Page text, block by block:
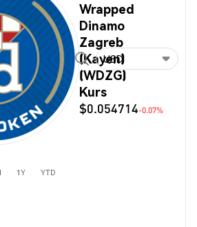
Wrapped
Dinamo
Zagreb
(Kayen)
(WDZG)
Kurs
$0.054714-0.07%
USD
1Y YTD